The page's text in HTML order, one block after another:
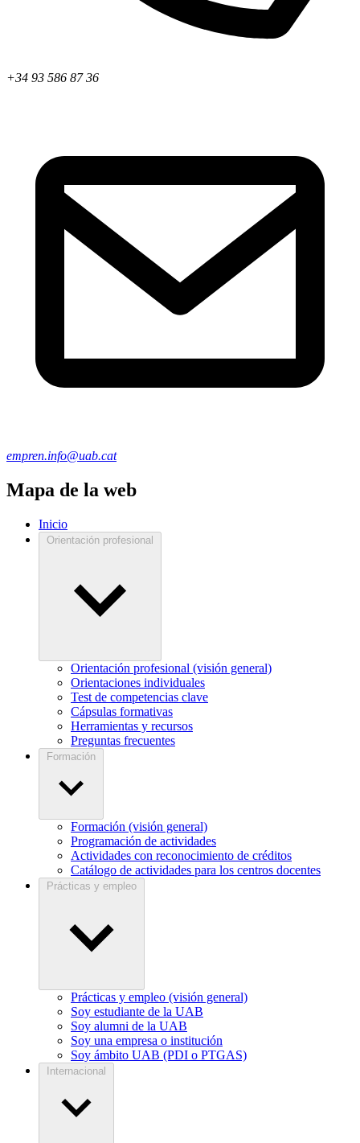
+34 93 586 87 36
empren.info@uab.cat
Mapa de la web
Inicio
Orientación profesional
Orientación profesional (visión general)
Orientaciones individuales
Test de competencias clave
Cápsulas formativas
Herramientas y recursos
Preguntas frecuentes
Formación
Formación (visión general)
Programación de actividades
Actividades con reconocimiento de créditos
Catálogo de actividades para los centros docentes
Prácticas y empleo
Prácticas y empleo (visión general)
Soy estudiante de la UAB
Soy alumni de la UAB
Soy una empresa o institución
Soy ámbito UAB (PDI o PTGAS)
Internacional